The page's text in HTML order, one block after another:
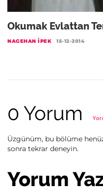
Okumak Evlattan
NAGEHAN İPEK 15-12-2014
0 Yorum
Üzgünüm, bu bölüme
sonra tekrar deneyin.
Yorum